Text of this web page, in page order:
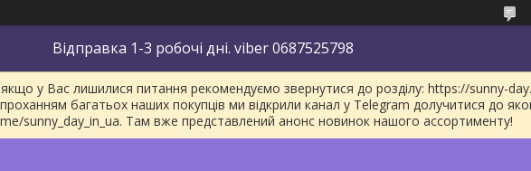
Відправка 1-3 робочі дні. viber 0687525798
у Вас лишилися питання рекомендуємо звернутися до розділу: https://sunny-
багатьох наших покупців ми відкрили канал у Telegram долучитися до
sunny_day_in_ua. Там вже представлений анонс новинок нашого ассортименту!